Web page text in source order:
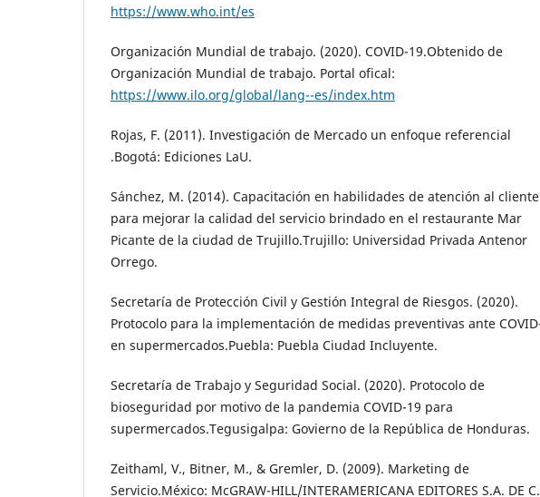
https://www.who.int/es
Organización Mundial de trabajo. (2020). COVID-19.Obtenido de
Organización Mundial de trabajo. Portal ofical:
https://www.ilo.org/global/lang--es/index.htm
Rojas, F. (2011). Investigación de Mercado un enfoque referencial
.Bogotá: Ediciones LaU.
Sánchez, M. (2014). Capacitación en habilidades de atención al cliente
para mejorar la calidad del servicio brindado en el restaurante Mar
Picante de la ciudad de Trujillo.Trujillo: Universidad Privada Antenor
Orrego.
Secretaría de Protección Civil y Gestión Integral de Riesgos. (2020).
Protocolo para la implementación de medidas preventivas ante
en supermercados.Puebla: Puebla Ciudad Incluyente.
Secretaría de Trabajo y Seguridad Social. (2020). Protocolo de
bioseguridad por motivo de la pandemia COVID-19 para
supermercados.Tegusigalpa: Govierno de la República de Honduras.
Zeithaml, V., Bitner, M., & Gremler, D. (2009). Marketing de
Servicio.México: McGRAW-HILL/INTERAMERICANA EDITORES S.A. DE